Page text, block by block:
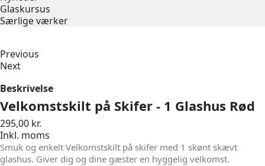
Glaskursus
Særlige værker
Previous
Next
Beskrivelse
Velkomstskilt på Skifer - 1 Glashus Rød
295,00 kr.
Inkl. moms
Smuk og enkelt Velkomstskilt på skifer med 1 skønt skævt
glashus. Giver dig og dine gæster en hyggelig velkomst.